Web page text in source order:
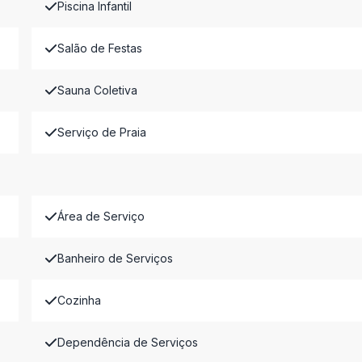
Piscina Infantil
Salão de Festas
Sauna Coletiva
Serviço de Praia
Área de Serviço
Banheiro de Serviços
Cozinha
Dependência de Serviços